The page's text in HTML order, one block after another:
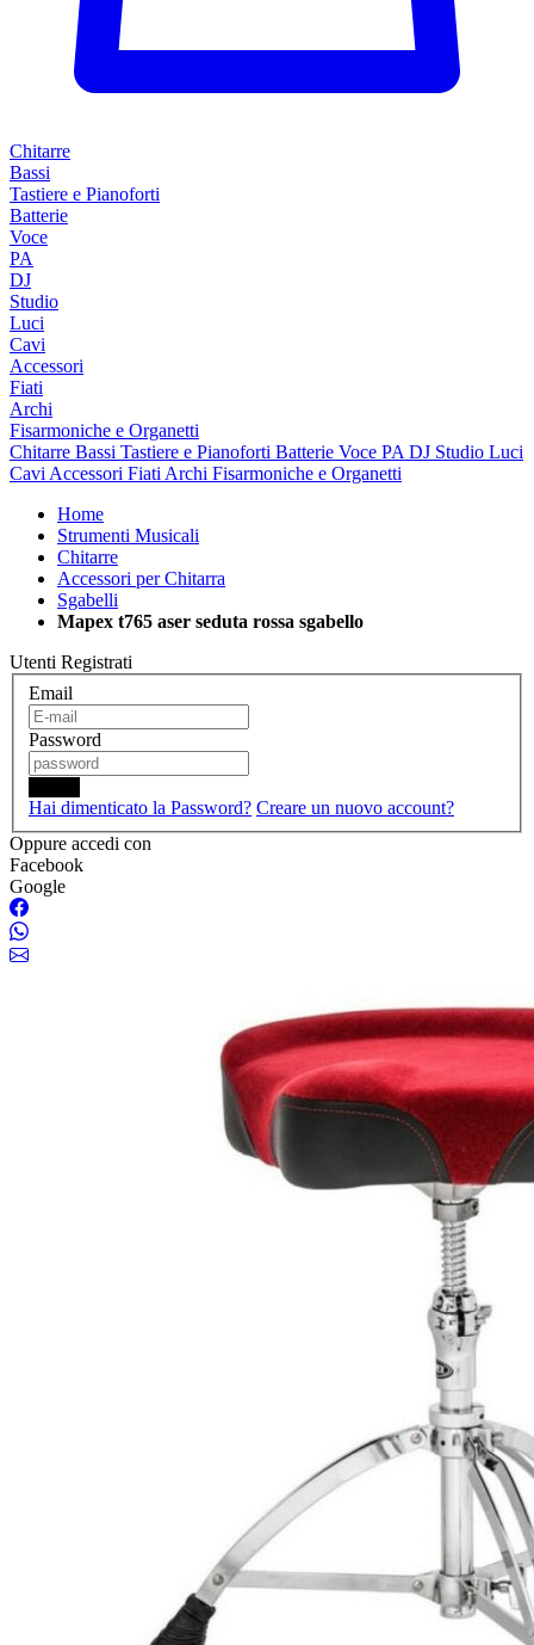
Chitarre
Bassi
Tastiere e Pianoforti
Batterie
Voce
PA
DJ
Studio
Luci
Cavi
Accessori
Fiati
Archi
Fisarmoniche e Organetti
Chitarre Bassi Tastiere e Pianoforti Batterie Voce PA DJ Studio Luci
Cavi Accessori Fiati Archi Fisarmoniche e Organetti
Home
Strumenti Musicali
Chitarre
Accessori per Chitarra
Sgabelli
Mapex t765 aser seduta rossa sgabello
Utenti Registrati
Email
Password
Hai dimenticato la Password? Creare un nuovo account?
Oppure accedi con
Facebook
Google